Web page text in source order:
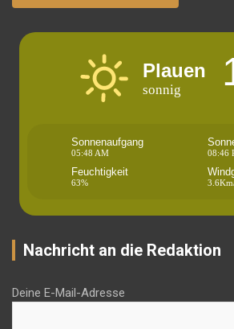
Plauen
sonnig
Sonnenaufgang
05:48 AM 08:46
Feuchtigkeit
63%
Nachricht an die Redaktion
Deine E-Mail-Adresse